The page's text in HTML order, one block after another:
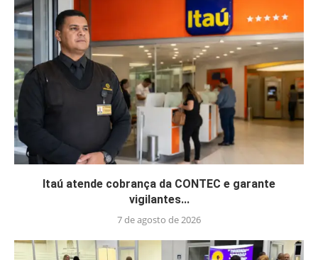
Itaú atende cobrança da CONTEC e garante
vigilantes...
7 de agosto de 2026